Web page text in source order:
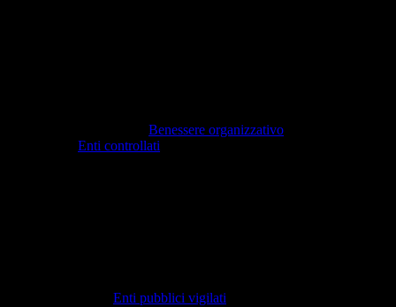
Benessere organizzativo
Enti controllati
Enti pubblici vigilati